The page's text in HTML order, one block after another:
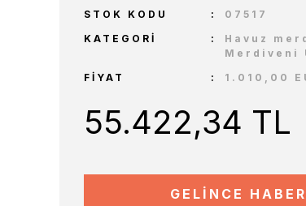
STOK KODU
07517
KATEGORI
Havuz
Merdiveni
FIYAT
1.010,00
55.422,34 TL
GELİNCE